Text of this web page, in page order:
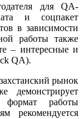
для QA-
и соцпакет
в зависимости
работы также
– интересные и
QA).
рынок
формат работы
рекомендуется